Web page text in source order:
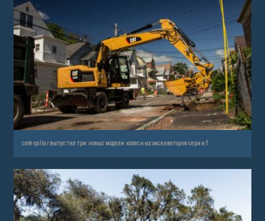
caterpillar выпустил три новых модели колесных экскаваторов серии f